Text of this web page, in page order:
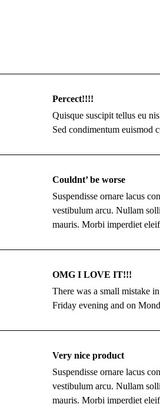
Percect!!!!
Quisque suscipit tellus eu
Sed condimentum euismod
Couldnt’ be worse
Suspendisse ornare lacus
vestibulum arcu. Nullam
mauris. Morbi imperdiet
OMG I LOVE IT!!!
There was a small mistake
Friday evening and on
Very nice product
Suspendisse ornare lacus
vestibulum arcu. Nullam
mauris. Morbi imperdiet